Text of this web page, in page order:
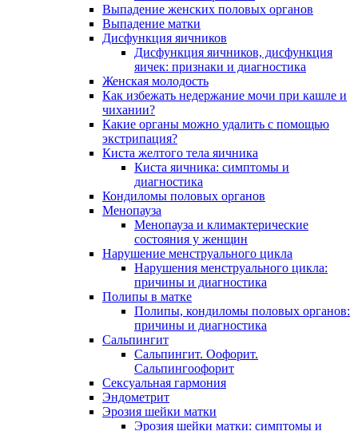
Выпадение женских половых органов
Выпадение матки
Дисфункция яичников
Дисфункция яичников, дисфункция
яичек: признаки и диагностика
Женская молодость
Как избежать недержание мочи при кашле и
чихании?
Какие органы можно удалить с помощью
экстрипация?
Киста желтого тела яичника
Киста яичника: симптомы и
диагностика
Кондиломы половых органов
Менопауза
Менопауза и климактерические
состояния у женщин
Нарушение менструального цикла
Нарушения менструального цикла:
причины и диагностика
Полипы в матке
Полипы, кондиломы половых органов:
причины и диагностика
Сальпингит
Сальпингит. Оофорит.
Сальпингоофорит
Сексуальная гармония
Эндометрит
Эрозия шейки матки
Эрозия шейки матки: симптомы и